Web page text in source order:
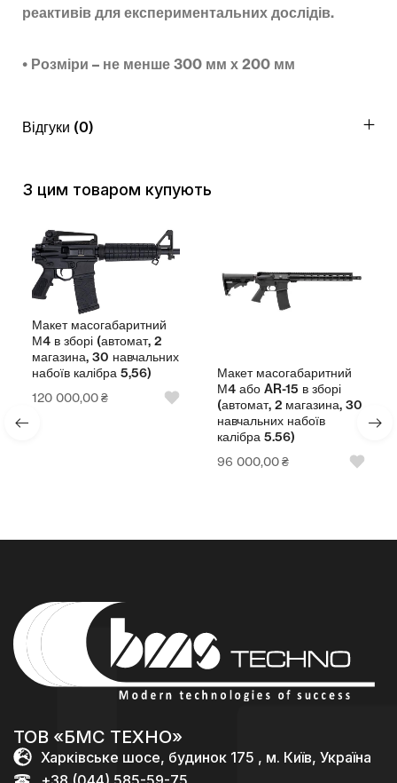
реактивів для експериментальних дослідів.
• Розміри – не менше 300 мм х 200 мм
Відгуки (0)
З цим товаром купують
Макет масогабаритний
М4 в зборі (автомат, 2
магазина, 30 навчальних
набоїв калібра 5,56)
120 000,00₴
Макет масогабаритний
М4 або AR-15 в зборі
(автомат, 2 магазина, 30
навчальних набоїв
калібра 5.56)
96 000,00₴
ТОВ «БМС ТЕХНО»
Харківське шосе, будинок 175 , м. Київ, Україна